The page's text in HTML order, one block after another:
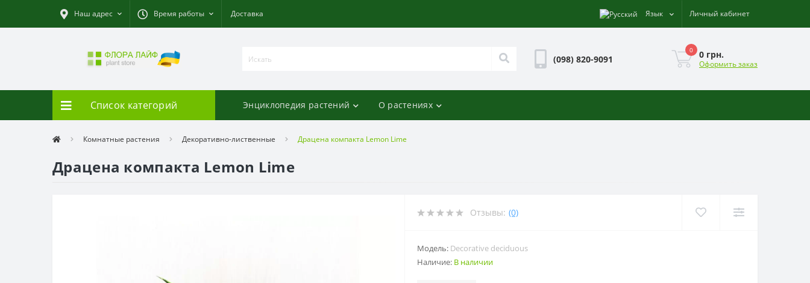
Наш адрес Время работы Доставка Язык Личный кабинет
(098) 820-9091
0 0 грн.
Оформить заказ
Список категорий Энциклопедия растений О растениях
Комнатные растения Декоративно-лиственные Драцена компакта Lemon Lime
Драцена компакта Lemon Lime
Отзывы: (0)
Модель: Decorative deciduous
Наличие: В наличии